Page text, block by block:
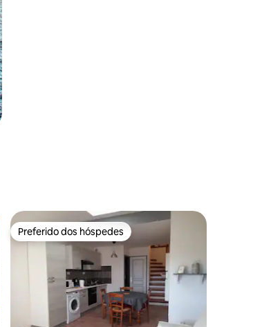
Preferido dos hóspedes
Preferido dos hóspedes